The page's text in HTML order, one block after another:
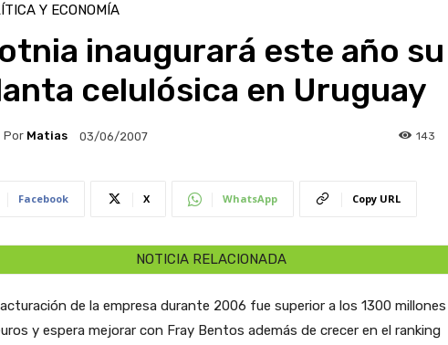
Y ECONOMÍA
inaugurará este año su
celulósica en Uruguay
Por Matias 03/06/2007 143
Facebook X WhatsApp Copy URL
NOTICIA RELACIONADA
de la empresa durante 2006 fue superior a los 1300 millones
y espera mejorar con Fray Bentos además de crecer en el ranking